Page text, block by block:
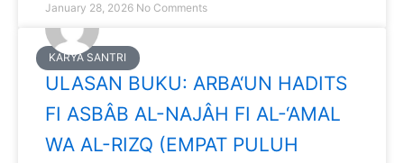
January 28, 2026 No Comments
KARYA SANTRI
ULASAN BUKU: ARBA‘UN HADITS
FI ASBÂB AL-NAJÂH FI AL-‘AMAL
WA AL-RIZQ (EMPAT PULUH